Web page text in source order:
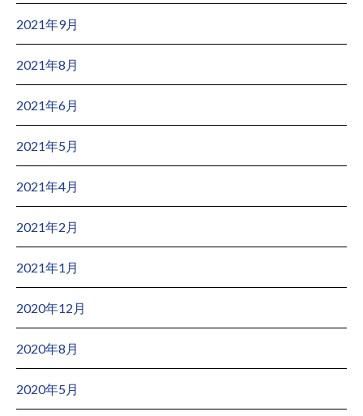
2021年9月
2021年8月
2021年6月
2021年5月
2021年4月
2021年2月
2021年1月
2020年12月
2020年8月
2020年5月